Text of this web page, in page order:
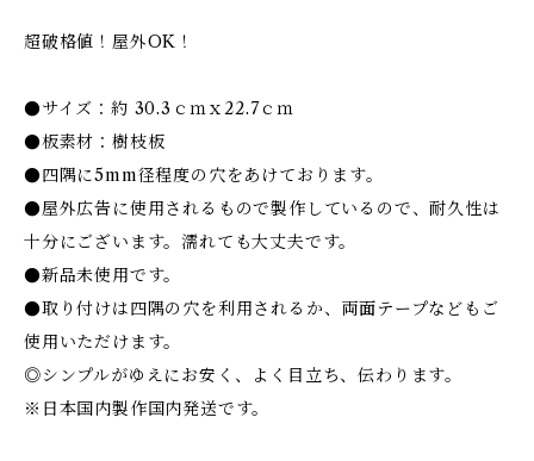
超破格値！屋外OK！
●サイズ：約 30.3ｃｍｘ22.7ｃｍ
●板素材：樹枝板
●四隅に5mm径程度の穴をあけております。
●屋外広告に使用されるもので製作しているので、耐久性は
十分にございます。濡れても大丈夫です。
●新品未使用です。
●取り付けは四隅の穴を利用されるか、両面テープなどもご
使用いただけます。
◎シンプルがゆえにお安く、よく目立ち、伝わります。
※日本国内製作国内発送です。